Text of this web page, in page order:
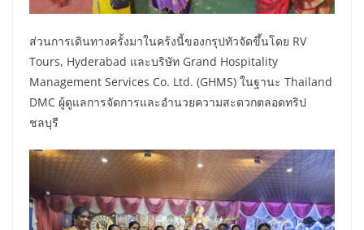
ส่วนการเดินทางครั้งมาในคร้งนี้ของกรุปทัวจัดขึ้นโดย RV
Tours, Hyderabad และบริษัท Grand Hospitality
Management Services Co. Ltd. (GHMS) ในฐานะ Thailand
DMC ผู้ดูแลการจัดการและอำนวยความสะดวกตลอดทริป
ชลบุรี